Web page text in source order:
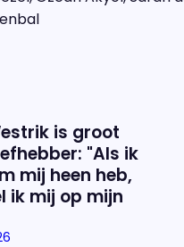
is groot
"Als ik
mij heen heb,
ik mij op mijn